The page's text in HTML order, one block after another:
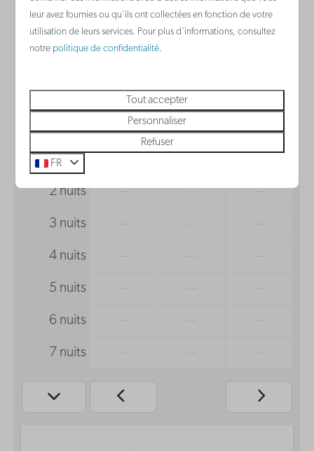
Salle de bain
2 personnes
mer
12 août
jeu
13 août
ven
14 août
1 nuit
2 nuits — — —
3 nuits
4 nuits
5 nuits
6 nuits
7 nuits
leur avez fournies ou qu'ils ont collectées en fonction de votre
utilisation de leurs services. Pour plus d'informations, consultez
notre politique de confidentialité.
Tout accepter
Personnaliser
Refuser
FR